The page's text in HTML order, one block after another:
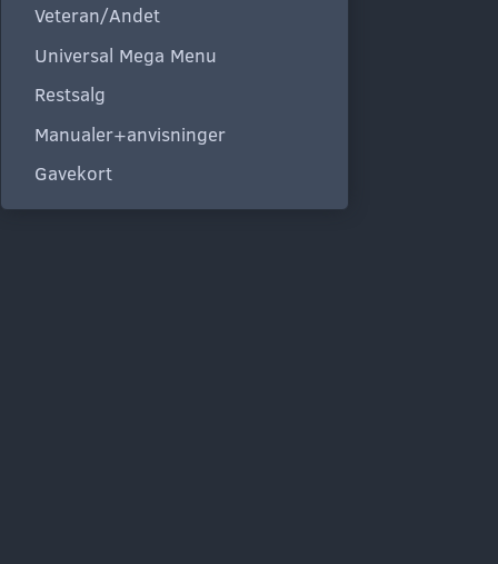
Veteran/Andet
Universal Mega Menu
Restsalg
Manualer+anvisninger
Gavekort